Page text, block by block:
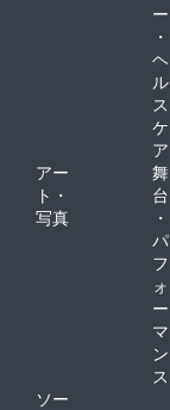
ー
・
ヘ
ル
ス
ケ
ア
アー
ト・
写真
舞
台
・
パ
フ
ォ
ー
マ
ン
ス
ソー